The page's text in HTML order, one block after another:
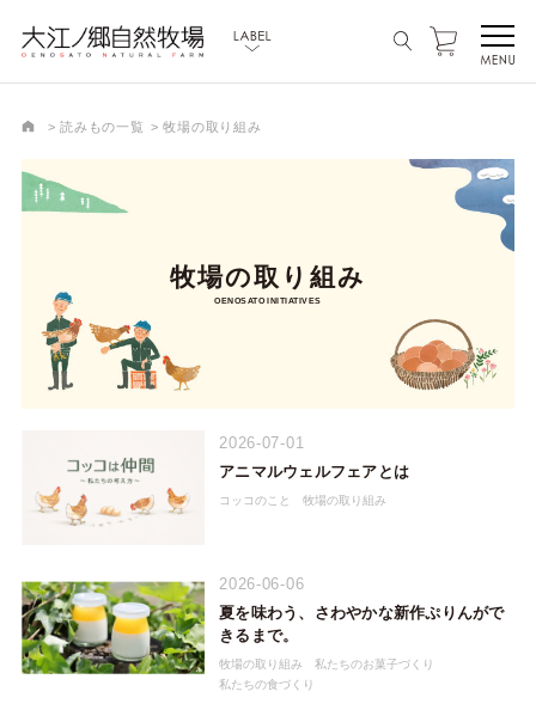
読みもの一覧 牧場の取り組み
牧場の取り組み
OENOSATO INITIATIVES
2026-07-01
アニマルウェルフェアとは
コッコのこと 牧場の取り組み
2026-06-06
夏を味わう、さわやかな新作ぷりんがで
きるまで。
牧場の取り組み
私たちのお菓子づくり
私たちの食づくり